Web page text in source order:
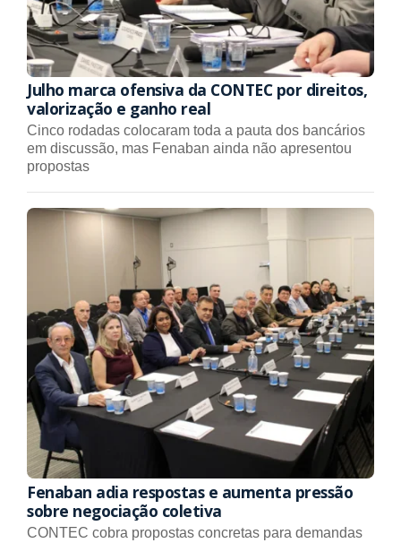
Julho marca ofensiva da CONTEC por direitos,
valorização e ganho real
Cinco rodadas colocaram toda a pauta dos bancários
em discussão, mas Fenaban ainda não apresentou
propostas
Fenaban adia respostas e aumenta pressão
sobre negociação coletiva
CONTEC cobra propostas concretas para demandas